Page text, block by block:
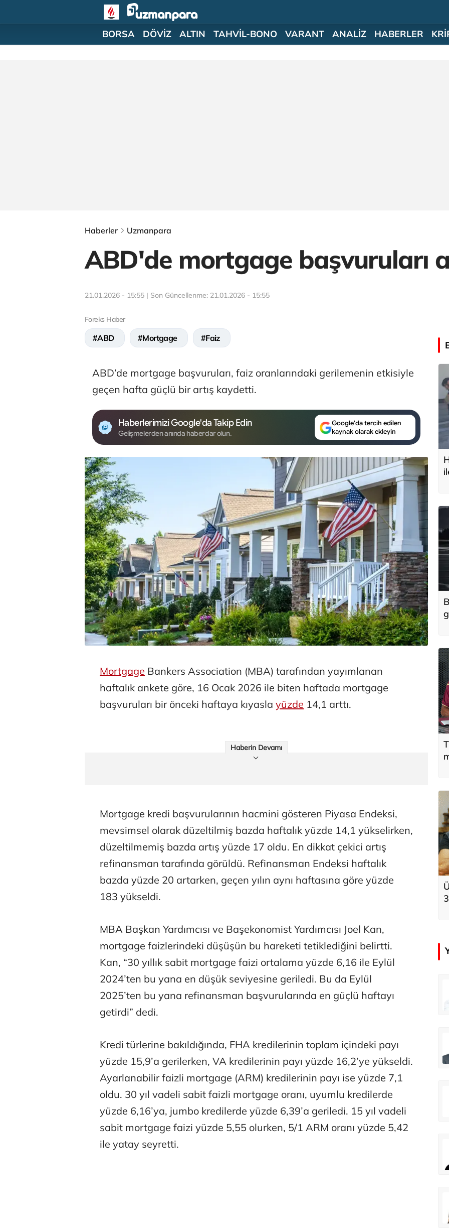
BORSA DÖVİZ ALTIN TAHVİL-BONO VARANT ANALİZ HABERLER
Haberler Uzmanpara
ABD'de mortgage başvuruları
21.01.2026 - 15:55 | Son Güncellenme: 21.01.2026 - 15:55
Foreks Haber
#ABD #Mortgage #Faiz
ABD’de mortgage başvuruları, faiz oranlarındaki gerilemenin etkisiyle
geçen hafta güçlü bir artış kaydetti.
Haberlerimizi Google'da Takip Edin
Gelişmelerden anında haberdar olun.
Google'da tercih edilen
kaynak olarak ekleyin
Mortgage Bankers Association (MBA) tarafından yayımlanan
haftalık ankete göre, 16 Ocak 2026 ile biten haftada mortgage
başvuruları bir önceki haftaya kıyasla yüzde 14,1 arttı.
Haberin Devamı
Mortgage kredi başvurularının hacmini gösteren Piyasa Endeksi,
mevsimsel olarak düzeltilmiş bazda haftalık yüzde 14,1 yükselirken,
düzeltilmemiş bazda artış yüzde 17 oldu. En dikkat çekici artış
refinansman tarafında görüldü. Refinansman Endeksi haftalık
bazda yüzde 20 artarken, geçen yılın aynı haftasına göre yüzde
183 yükseldi.
MBA Başkan Yardımcısı ve Başekonomist Yardımcısı Joel Kan,
mortgage faizlerindeki düşüşün bu hareketi tetiklediğini belirtti.
Kan, “30 yıllık sabit mortgage faizi ortalama yüzde 6,16 ile Eylül
2024’ten bu yana en düşük seviyesine geriledi. Bu da Eylül
2025’ten bu yana refinansman başvurularında en güçlü haftayı
getirdi” dedi.
Kredi türlerine bakıldığında, FHA kredilerinin toplam içindeki payı
yüzde 15,9’a gerilerken, VA kredilerinin payı yüzde 16,2’ye yükseldi.
Ayarlanabilir faizli mortgage (ARM) kredilerinin payı ise yüzde 7,1
oldu. 30 yıl vadeli sabit faizli mortgage oranı, uyumlu kredilerde
yüzde 6,16’ya, jumbo kredilerde yüzde 6,39’a geriledi. 15 yıl vadeli
sabit mortgage faizi yüzde 5,55 olurken, 5/1 ARM oranı yüzde 5,42
ile yatay seyretti.
Osman Gençer
Futbol Federasyonu İzmirspor’u dinler mi?
Prof. Dr. Mahmut Özer
İnsan-ı Kâmilden Erdemli Şehre: İslam Düşüncesinde Adalet-II
Tunca Bengin
MİT’den CIA’ye de mesaj...
Hakkı Öcal
Ali Eyüboğlu